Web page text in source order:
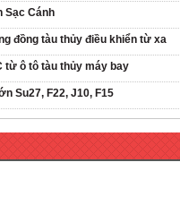
Sạc Cánh
đồng tàu thủy điều khiển từ xa
từ ô tô tàu thủy máy bay
Su27, F22, J10, F15